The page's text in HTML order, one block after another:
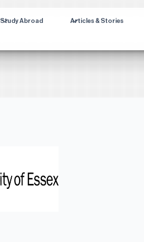
Study Abroad Articles & Stories